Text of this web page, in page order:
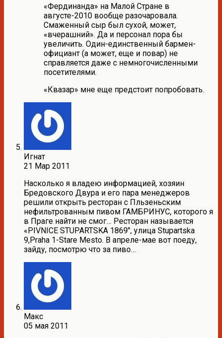
«Фердинанда» на Малой Стране в
августе-2010 вообще разочаровала.
Смаженный сыр был сухой, может,
«вчерашний». Да и персонал пора бы
увеличить. Один-единственный бармен-
официант (а может, еще и повар) не
справляется даже с немногочисленными
посетителями.
«Квазар» мне еще предстоит попробовать.
Игнат
21 Мар 2011
Насколько я владею информацией, хозяин
Бредовского Двура и его пара менеджеров
решили открыть ресторан с Пльзеньским
нефильтрованным пивом ГАМБРИНУС, которого я
в Праге найти не смог… Ресторан называется
«PIVNICE STUPARTSKA 1869″, улица Stupartska
9,Praha 1-Stare Mesto. В апреле-мае вот поеду,
зайду, посмотрю что за пиво…
Макс
05 мая 2011